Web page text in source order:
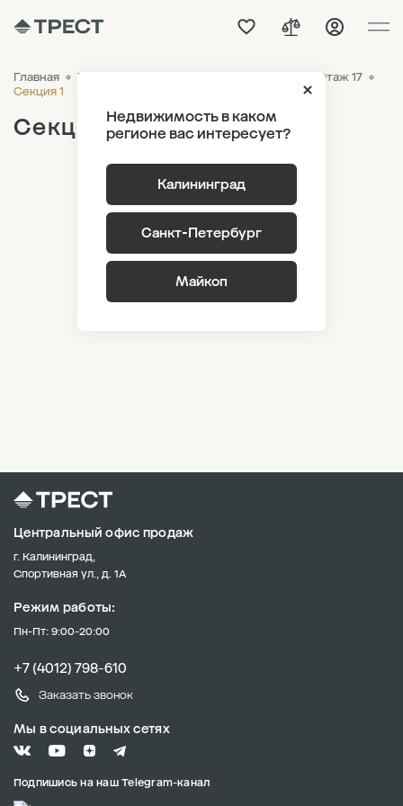
Недвижимость в каком
регионе вас интересует?
Калининград
Санкт-Петербург
Майкоп
Главная ЖК «Гагарина 30»
Корпус 1 Этаж 17
Секция 1
Секция 1
Центральный офис продаж
г. Калининград,
Спортивная ул., д. 1А
Режим работы:
Пн-Пт: 9:00-20:00
+7 (4012) 798-610
Заказать звонок
Мы в социальных сетях
Подпишись на наш Telegram-канал